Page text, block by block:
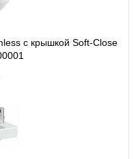
c крышкой Soft-Close